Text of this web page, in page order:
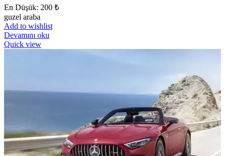
En Düşük: 200 ₺
guzel araba
Add to wishlist
Devamını oku
Quick view